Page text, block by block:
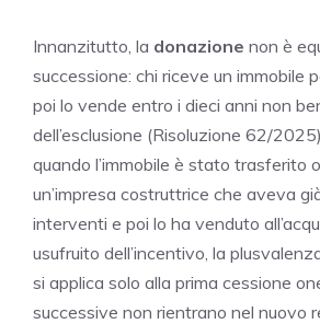
Innanzitutto, la donazione non è
successione: chi riceve un immobile
poi lo vende entro i dieci anni non
dell’esclusione (Risoluzione 62/
quando l’immobile è stato trasferito
un’impresa costruttrice che aveva
interventi e poi lo ha venduto
usufruito dell’incentivo, la
si applica solo alla prima cessione
successive non rientrano nel nuovo